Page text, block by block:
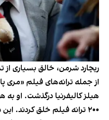
ریچارد شرمن، خالق بسیاری از
هیلز کالیفرنیا درگذشت. او
۲۰۰ ترانه فیلم خلق کردند.